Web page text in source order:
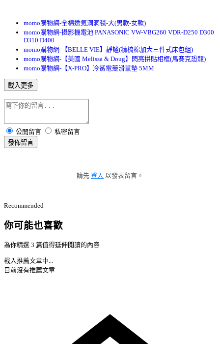
momo購物網-全棉透氣洞洞毯-大(男款-女款)
momo購物網-攝影機電池 PANASONIC VW-VBG260 VDR-D250 D300
D310 D400
momo購物網-【BELLE VIE】靜謐(精梳棉加大三件式床包組)
momo購物網-【美國 Melissa & Doug】閃亮拼貼相框(馬賽克恐龍)
momo購物網-【X-PRO】冷鯊電競滑鼠墊 5MM
載入更多
公開留言
私密留言
發佈留言
請先 登入 以發表留言。
Recommended
你可能也喜歡
為你精選 3 篇值得延伸閱讀的內容
載入推薦文章中...
目前沒有推薦文章